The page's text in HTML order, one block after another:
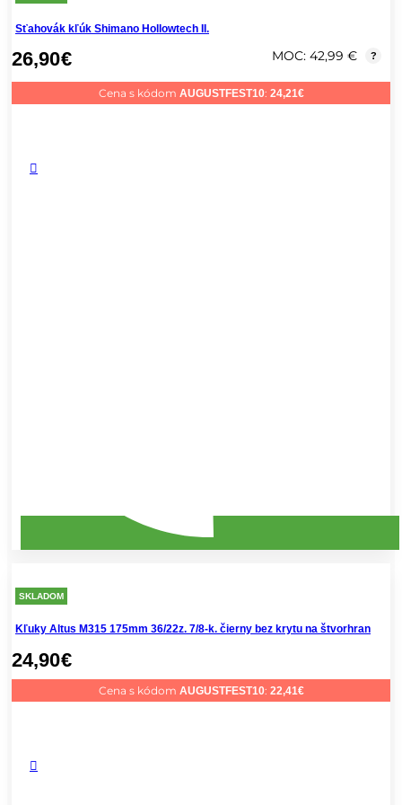
Sťahovák kľúk Shimano Hollowtech II.
26,90€ MOC: 42,99 € ?
Cena s kódom AUGUSTFEST10: 24,21€
SKLADOM
Kľuky Altus M315 175mm 36/22z. 7/8-k. čierny bez krytu na štvorhran
24,90€
Cena s kódom AUGUSTFEST10: 22,41€